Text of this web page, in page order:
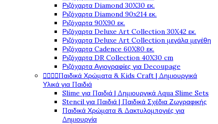
Ριζόχαρτα Diamond 30X30 εκ.
Ριζόχαρτα Diamond 90x214 εκ.
Ριζόχαρτα 90X90 εκ.
Ριζόχαρτα Deluxe Art Collection 30X42 εκ.
Ριζόχαρτα Deluxe Art Collection μεγάλα μεγέθη
Ριζόχαρτα Cadence 60X80 εκ.
Ριζόχαρτα DR Collection 40X30 cm
Ριζόχαρτα Αγιογραφίες για Decoupage
Παιδικά Χρώματα & Kids Craft | Δημιουργικά
Υλικά για Παιδιά
Slime για Παιδιά | Δημιουργικά Aqua Slime Sets
Stencil για Παιδιά | Παιδικά Σχέδια Ζωγραφικής
Παιδικά Χρώματα & Δακτυλομπογιές για
Δημιουργία